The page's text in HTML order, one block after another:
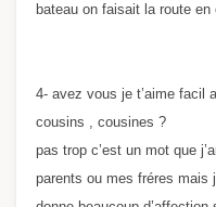
bateau on faisait la route
4- avez vous je t’aime facil
cousins , cousines ?
pas trop c’est un mot que
parents ou mes fréres mais